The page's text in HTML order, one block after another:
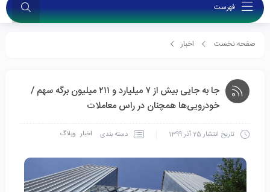
فهرست
صفحه نخست اخبار
معاملات
جا به جایی بیش از ۷ میلیارد و ۲۱۱ میلیون برگه سهم /
خودرویی‌ها همچنان در راس معاملات
تاریخ انتشار25 آذر 1399 دسته بندی اخبار وبلاگ